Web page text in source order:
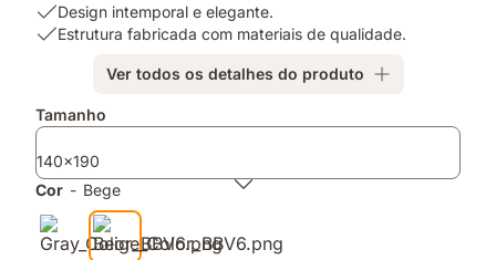
1:
Montagem
com
incluídas.
USP
2:
intemporal
elegante.
Design intemporal e elegante.
USP
com
de
qualidade.
Estrutura fabricada com materiais de qualidade.
Ver todos os detalhes do produto
Complementos
Tamanho
140x190
Cor - Bege